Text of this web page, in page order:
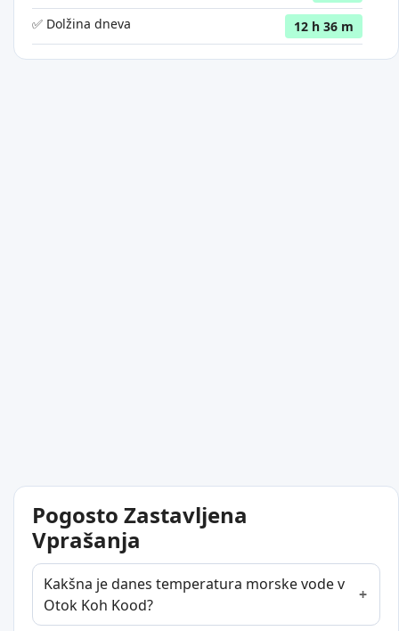
✅ Dolžina dneva
12 h 36 m
Pogosto Zastavljena
Vprašanja
Kakšna je danes temperatura morske vode v
Otok Koh Kood?